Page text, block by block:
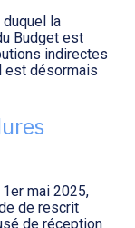
la
Budget est
indirectes
est désormais
mai 2025,
de rescrit
de réception